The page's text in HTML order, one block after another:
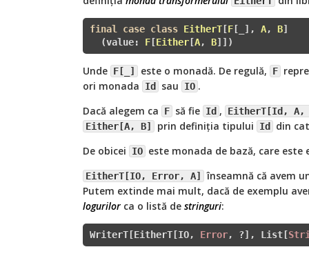
final case class EitherT [F [_], A, B]
  (value:
F [Either [A, B]])
Unde F[_] este o monadă. De regulă, F
ori monada
Id sau IO .
Dacă alegem ca
F să fie Id ,
EitherT[Id, A,
Either[A, B]
prin definiția tipului Id
din
De obicei
IO este monada de bază, care este
EitherT[IO, Error, A]
înseamnă că avem
Putem extinde mai mult, dacă de exemplu
logurilor ca o listă de stringuri:
WriterT[EitherT[IO, Error, ?], List[